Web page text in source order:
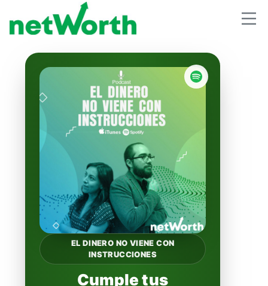
EL DINERO NO VIENE CON
INSTRUCCIONES
Cumple tus